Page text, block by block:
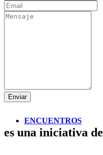
ESCENARIOS
ENCUENTROS
Enviar
es una iniciativa de